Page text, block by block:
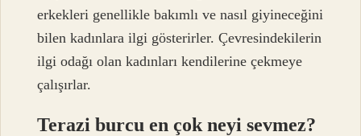
erkekleri genellikle bakımlı ve nasıl giyineceğini
bilen kadınlara ilgi gösterirler. Çevresindekilerin
ilgi odağı olan kadınları kendilerine çekmeye
çalışırlar.
Terazi burcu en çok neyi sevmez?